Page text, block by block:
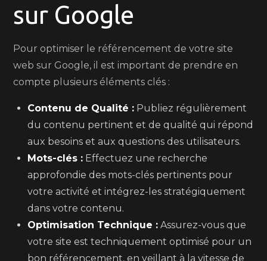
sur Google
Pour optimiser le référencement de votre site
web sur Google, il est important de prendre en
compte plusieurs éléments clés :
Contenu de Qualité : Publiez régulièrement
du contenu pertinent et de qualité qui répond
aux besoins et aux questions des utilisateurs.
Mots-clés : Effectuez une recherche
approfondie des mots-clés pertinents pour
votre activité et intégrez-les stratégiquement
dans votre contenu.
Optimisation Technique : Assurez-vous que
votre site est techniquement optimisé pour un
bon référencement, en veillant à la vitesse de